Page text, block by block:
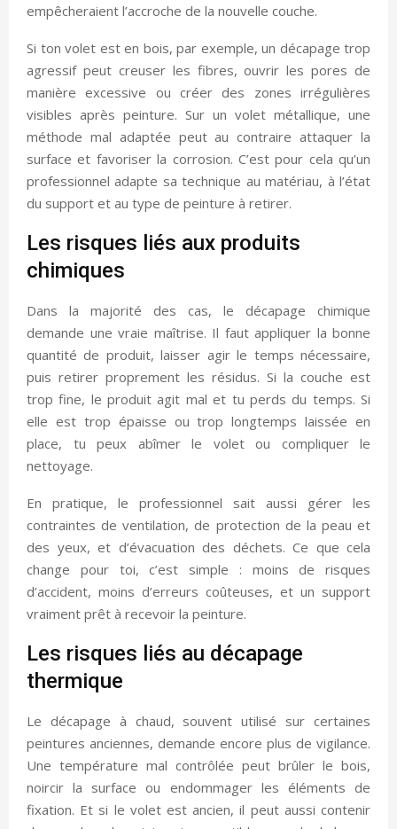
empêcheraient l’accroche de la nouvelle couche.
Si ton volet est en bois, par exemple, un décapage trop
agressif peut creuser les fibres, ouvrir les pores de
manière excessive ou créer des zones irrégulières
visibles après peinture. Sur un volet métallique, une
méthode mal adaptée peut au contraire attaquer la
surface et favoriser la corrosion. C’est pour cela qu’un
professionnel adapte sa technique au matériau, à l’état
du support et au type de peinture à retirer.
Les risques liés aux produits
chimiques
Dans la majorité des cas, le décapage chimique
demande une vraie maîtrise. Il faut appliquer la bonne
quantité de produit, laisser agir le temps nécessaire,
puis retirer proprement les résidus. Si la couche est
trop fine, le produit agit mal et tu perds du temps. Si
elle est trop épaisse ou trop longtemps laissée en
place, tu peux abîmer le volet ou compliquer le
nettoyage.
En pratique, le professionnel sait aussi gérer les
contraintes de ventilation, de protection de la peau et
des yeux, et d’évacuation des déchets. Ce que cela
change pour toi, c’est simple : moins de risques
d’accident, moins d’erreurs coûteuses, et un support
vraiment prêt à recevoir la peinture.
Les risques liés au décapage
thermique
Le décapage à chaud, souvent utilisé sur certaines
peintures anciennes, demande encore plus de vigilance.
Une température mal contrôlée peut brûler le bois,
noircir la surface ou endommager les éléments de
fixation. Et si le volet est ancien, il peut aussi contenir